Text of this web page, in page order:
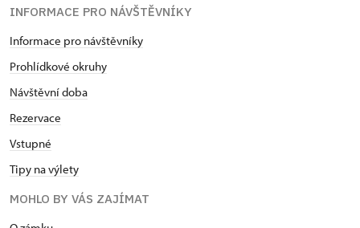
INFORMACE PRO NÁVŠTĚVNÍKY
Informace pro návštěvníky
Prohlídkové okruhy
Návštěvní doba
Rezervace
Vstupné
Tipy na výlety
MOHLO BY VÁS ZAJÍMAT